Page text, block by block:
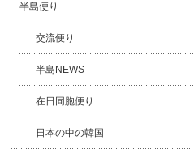
半島便り
交流便り
半島NEWS
在日同胞便り
日本の中の韓国